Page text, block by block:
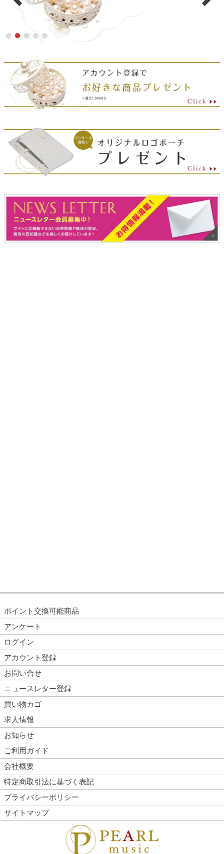
ポイント交換可能商品
アンケート
ログイン
アカウント登録
お問い合せ
ニュースレター登録
買い物カゴ
求人情報
お知らせ
ご利用ガイド
会社概要
特定商取引法に基づく表記
プライバシーポリシー
サイトマップ